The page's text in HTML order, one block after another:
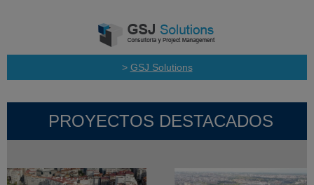
> GSJ Solutions
PROYECTOS DESTACADOS